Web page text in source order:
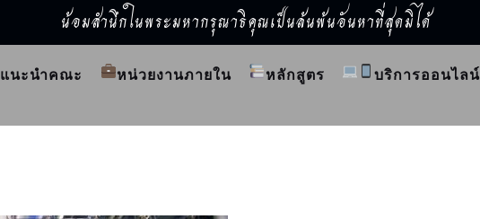
น้อมสำนึกในพระมหากรุณาธิคุณเป็นล้นพ้นอันหาที่สุดมิได้
แนะนำคณะ หน่วยงานภายใน หลักสูตร บริการออนไลน์